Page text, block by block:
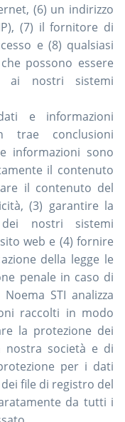
(6) un indirizzo
(7) il fornitore di
e (8) qualsiasi
possono essere
ai nostri sistemi
e informazioni
trae conclusioni
informazioni sono
il contenuto
il contenuto del
(3) garantire la
nostri sistemi
web e (4) fornire
della legge le
penale in caso di
STI analizza
raccolti in modo
la protezione dei
nostra società e di
per i dati
file di registro del
da tutti i